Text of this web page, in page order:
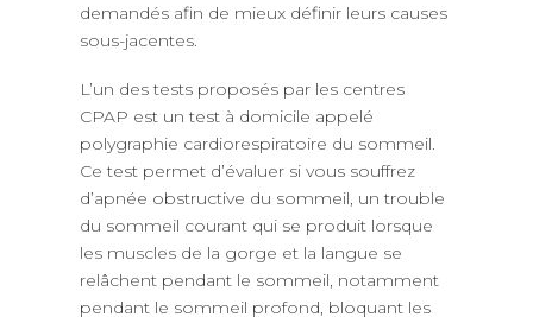
demandés afin de mieux définir leurs causes
sous-jacentes.
L’un des tests proposés par les centres
CPAP est un test à domicile appelé
polygraphie cardiorespiratoire du sommeil.
Ce test permet d’évaluer si vous souffrez
d’apnée obstructive du sommeil, un trouble
du sommeil courant qui se produit lorsque
les muscles de la gorge et la langue se
relâchent pendant le sommeil, notamment
pendant le sommeil profond, bloquant les